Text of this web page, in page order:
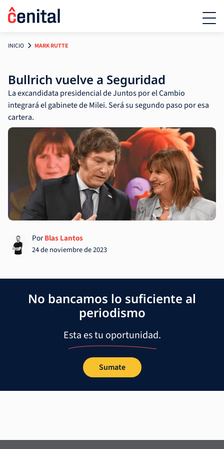
INICIO MARK RUTTE
Bullrich vuelve a Seguridad
La excandidata presidencial de Juntos por el Cambio
integrará el gabinete de Milei. Será su segundo paso por esa
cartera.
PorBlas Lantos
24 de noviembre de 2023
No bancamos lo suficiente al
periodismo
Esta es tu oportunidad.
Sumate